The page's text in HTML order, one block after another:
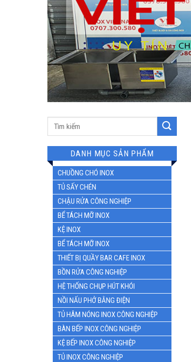
Tìm
DANH MỤC SẢN PHẨM
CHUỒNG CHÓ INOX
TỦ SẤY CHÉN
CHẬU RỬA CÔNG NGHIỆP
BỂ TÁCH MỠ INOX
KỆ INOX
BỂ TÁCH MỠ INOX
THIẾT BỊ QUẦY BAR CAFE INOX
BỒN RỬA CÔNG NGHIỆP
HỆ THỐNG CHỤP HÚT KHÓI
NỒI NẤU PHỞ BẰNG ĐIỆN
TỦ HÂM NÓNG INOX CÔNG NGHIỆP
BÀN BẾP INOX CÔNG NGHIỆP
KỆ BẾP INOX CÔNG NGHIỆP
TỦ INOX CÔNG NGHIỆP